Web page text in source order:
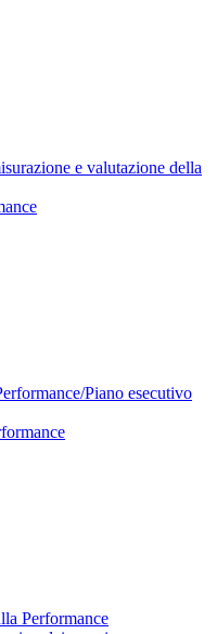
e valutazione della
Piano esecutivo
Performance